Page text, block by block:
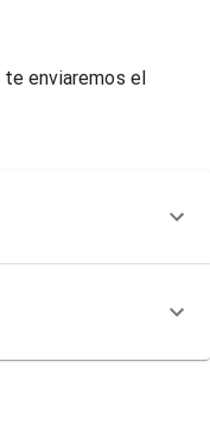
enviaremos el